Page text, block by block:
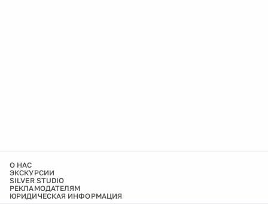
О НАС
ЭКСКУРСИИ
SILVER STUDIO
РЕКЛАМОДАТЕЛЯМ
ЮРИДИЧЕСКАЯ ИНФОРМАЦИЯ